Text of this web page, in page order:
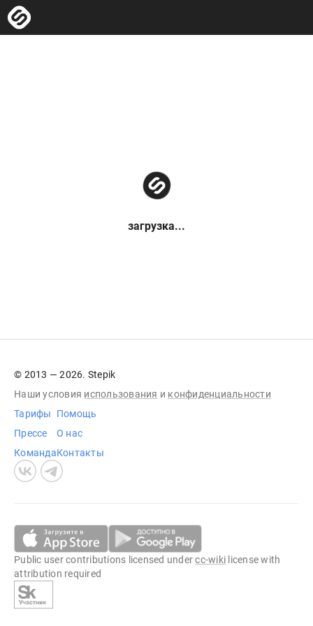
загрузка...
© 2013 — 2026. Stepik
Наши условия использования и конфиденциальности
Тарифы
Прессе
Команда
Помощь
О нас
Контакты
Public user contributions licensed undercc-wiki license with
attribution required